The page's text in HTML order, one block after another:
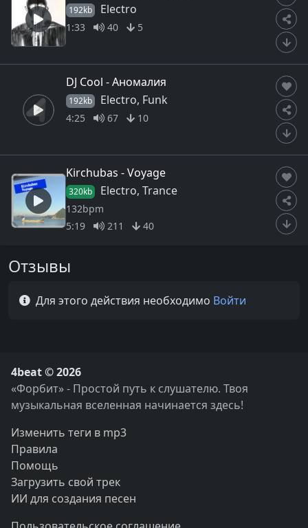
192kb Electro
1:33 40 5
DJ Cool - Аномалия
192kb Electro, Funk
4:25 67 10
Kirchubas - Voyage
320kb Electro, Trance
132bpm
5:19
211 40
Отзывы
Для этого действия необходимо Войти
4beat © 2026
«Форбит» - Простой путь к слушателю. Твоя
музыкальная вселенная начинается здесь!
Изменить теги в mp3
Правила
Помощь
Загрузить свой трек
ИИ для создания песен